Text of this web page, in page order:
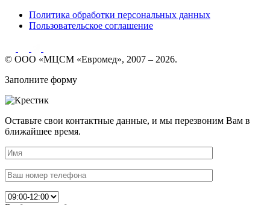
Политика обработки персональных данных
Пользовательское соглашение
© ООО «МЦСМ «Евромед», 2007 – 2026.
Заполните форму
Оставьте свои контактные данные, и мы перезвоним Вам в
ближайшее время.